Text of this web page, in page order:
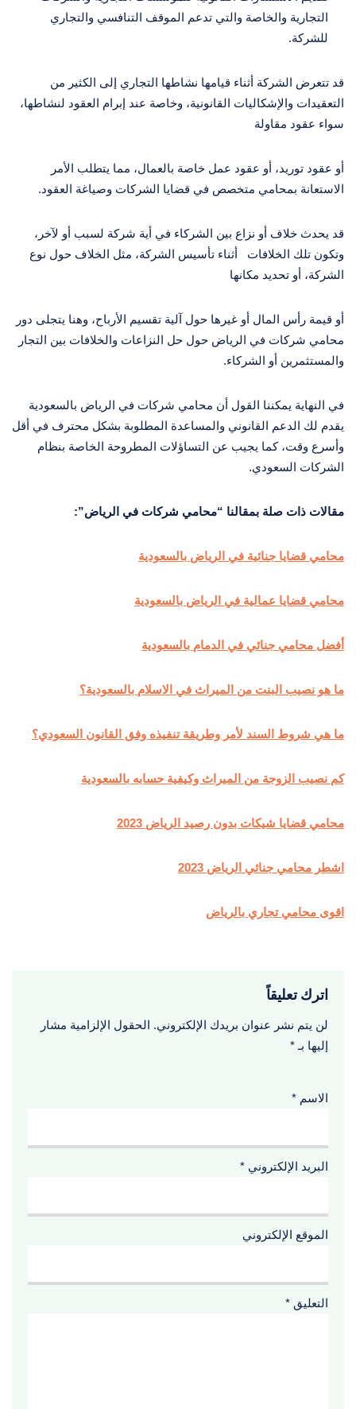
التجارية والخاصة والتي تدعم الموقف التنافسي والتجاري
للشركة.
قد تتعرض الشركة أثناء قيامها نشاطها التجاري إلى الكثير من
التعقيدات والإشكاليات القانونية، وخاصة عند إبرام العقود لنشاطها،
سواء عقود مقاولة
أو عقود توريد، أو عقود عمل خاصة بالعمال، مما يتطلب الأمر
الاستعانة بمحامي متخصص في قضايا الشركات وصياغة العقود.
قد يحدث خلاف أو نزاع بين الشركاء في أية شركة لسبب أو لآخر،
وتكون تلك الخلافات أثناء تأسيس الشركة، مثل الخلاف حول نوع
الشركة، أو تحديد مكانها
أو قيمة رأس المال أو غيرها حول آلية تقسيم الأرباح، وهنا يتجلى دور
محامي شركات في الرياض حول حل النزاعات والخلافات بين التجار
والمستثمرين أو الشركاء.
في النهاية يمكننا القول أن محامي شركات في الرياض بالسعودية
يقدم لك الدعم القانوني والمساعدة المطلوبة بشكل محترف في أقل
وأسرع وقت، كما يجيب عن التساؤلات المطروحة الخاصة بنظام
الشركات السعودي.
مقالات ذات صلة بمقالنا “محامي شركات في الرياض”:
محامي قضايا جنائية في الرياض بالسعودية
محامي قضايا عمالية في الرياض بالسعودية
أفضل محامي جنائي في الدمام بالسعودية
ما هو نصيب البنت من الميراث في الاسلام بالسعودية؟
ما هي شروط السند لأمر وطريقة تنفيذه وفق القانون السعودي؟
كم نصيب الزوجة من الميراث وكيفية حسابه بالسعودية
محامي قضايا شيكات بدون رصيد الرياض 2023
اشطر محامي جنائي الرياض 2023
اقوى محامي تجاري بالرياض
اترك تعليقاً
لن يتم نشر عنوان بريدك الإلكتروني. الحقول الإلزامية مشار
إليها بـ *
الاسم *
البريد الإلكتروني *
الموقع الإلكتروني
التعليق *